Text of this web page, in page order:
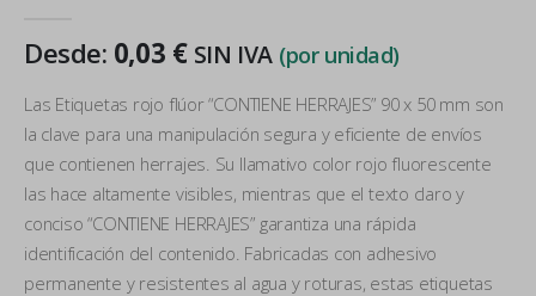
Desde: 0,03 € SIN IVA (por unidad)
Las Etiquetas rojo flúor “CONTIENE HERRAJES” 90 x 50 mm son
la clave para una manipulación segura y eficiente de envíos
que contienen herrajes. Su llamativo color rojo fluorescente
las hace altamente visibles, mientras que el texto claro y
conciso “CONTIENE HERRAJES” garantiza una rápida
identificación del contenido. Fabricadas con adhesivo
permanente y resistentes al agua y roturas, estas etiquetas